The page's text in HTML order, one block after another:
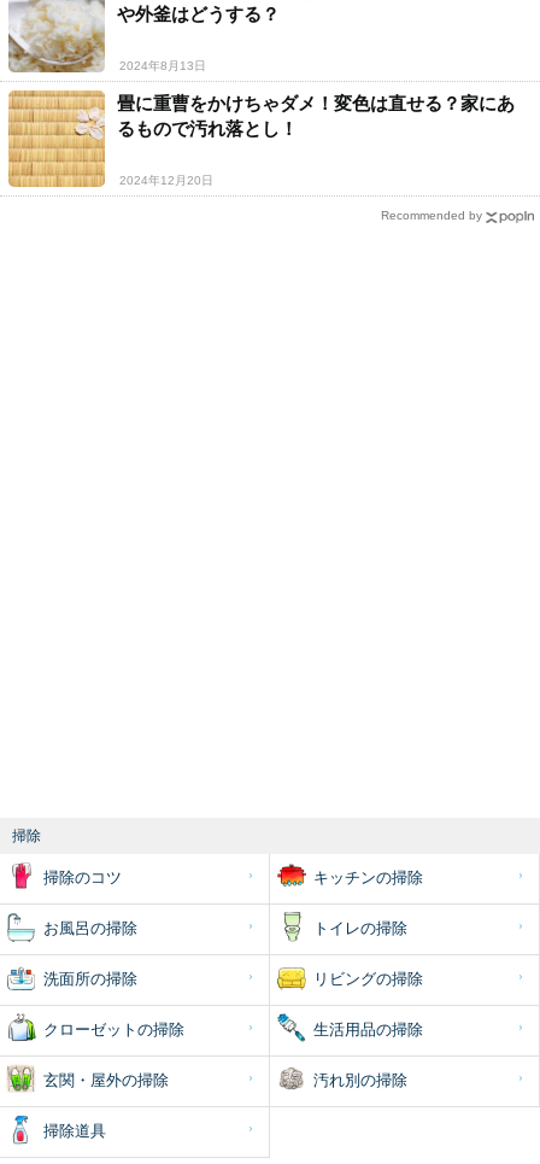
や外釜はどうする？
2024年8月13日
畳に重曹をかけちゃダメ！変色は直せる？家にあ
るもので汚れ落とし！
2024年12月20日
Recommended by
掃除
掃除のコツ キッチンの掃除
お風呂の掃除 トイレの掃除
洗面所の掃除 リビングの掃除
クローゼットの掃除 生活用品の掃除
玄関・屋外の掃除 汚れ別の掃除
掃除道具